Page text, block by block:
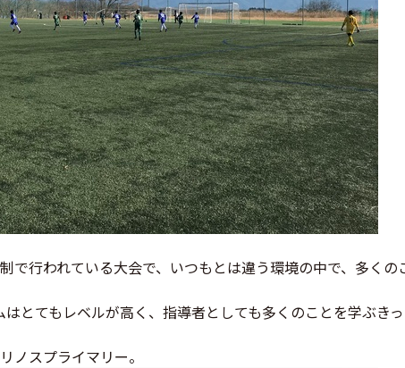
で行われている大会で、いつもとは違う環境の中で、多く
とてもレベルが高く、指導者としても多くのことを学ぶきっ
ノスプライマリー。